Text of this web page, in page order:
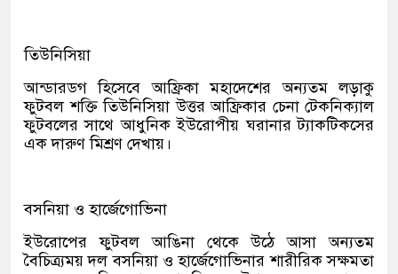
তিউনিসিয়া
আন্ডারডগ হিসেবে আফ্রিকা মহাদেশের অন্যতম লড়াকু
ফুটবল শক্তি তিউনিসিয়া উত্তর আফ্রিকার চেনা টেকনিক্যাল
ফুটবলের সাথে আধুনিক ইউরোপীয় ঘরানার ট্যাকটিকসের
এক দারুণ মিশ্রণ দেখায়।
বসনিয়া ও হার্জেগোভিনা
ইউরোপের ফুটবল আঙিনা থেকে উঠে আসা অন্যতম
বৈচিত্র্যময় দল বসনিয়া ও হার্জেগোভিনার শারীরিক সক্ষমতা